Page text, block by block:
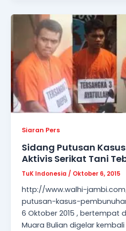
Siaran Pers
Sidang Putusan
Aktivis Serikat Tani
TuK Indonesia / Oktober 6, 2015
http://www.walhi-
putusan-kasus-
6 Oktober 2015 , bertempat
Muara Bulian digelar